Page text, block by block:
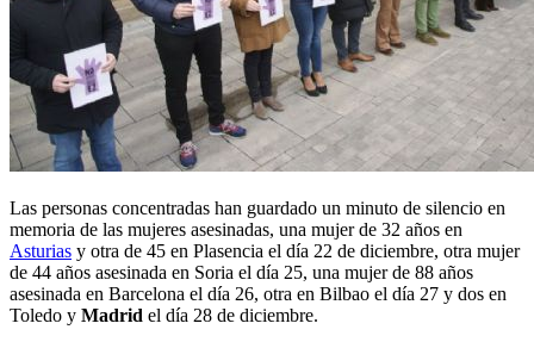
Las personas concentradas han guardado un minuto de silencio en
memoria de las mujeres asesinadas, una mujer de 32 años en
Asturias y otra de 45 en Plasencia el día 22 de diciembre, otra mujer
de 44 años asesinada en Soria el día 25, una mujer de 88 años
asesinada en Barcelona el día 26, otra en Bilbao el día 27 y dos en
Toledo y Madrid el día 28 de diciembre.